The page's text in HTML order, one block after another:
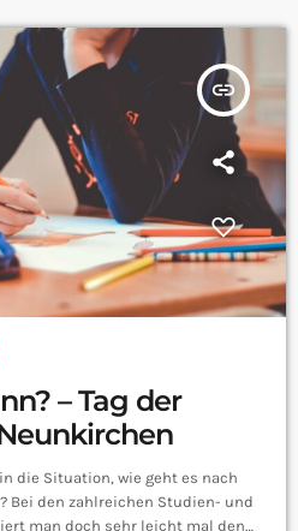
insert_link
– Tag der
die Situation, wie geht es nach
Bei den zahlreichen Studien- und
man doch sehr leicht mal den